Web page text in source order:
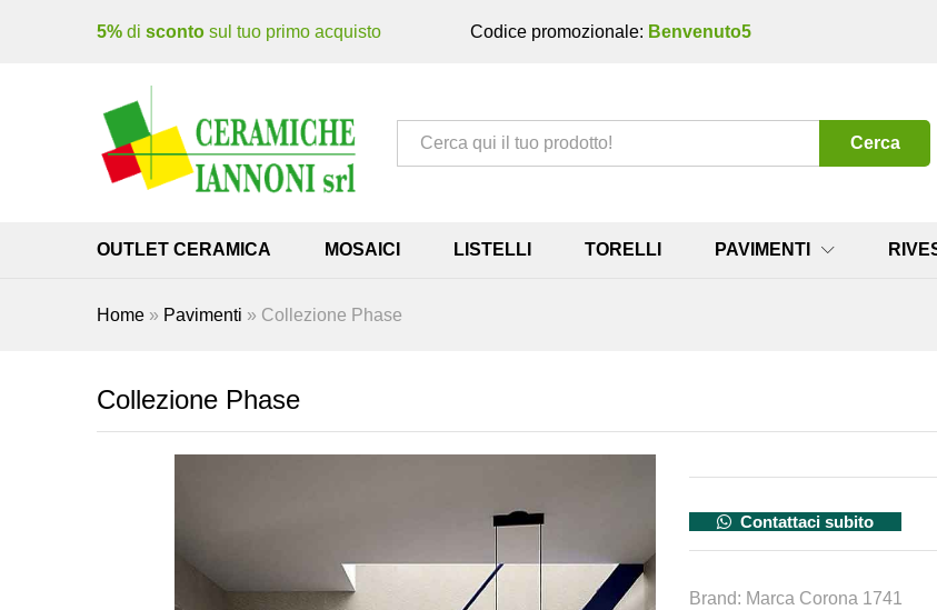
5% di sconto sul tuo primo acquisto Codice promozionale: Benvenuto5
Tutto Cerca
OUTLET CERAMICA MOSAICI LISTELLI TORELLI PAVIMENTI
Home » Pavimenti » Collezione Phase
Collezione Phase
Contattaci subito
Brand: Marca Corona 1741